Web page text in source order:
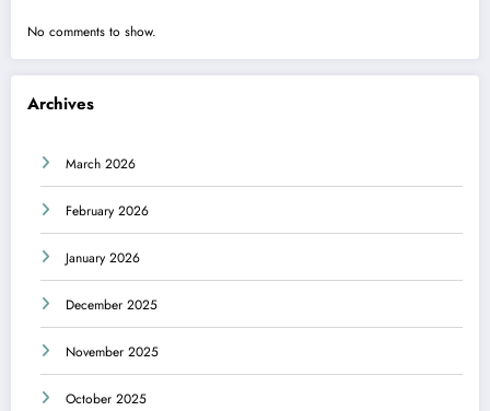
No comments to show.
Archives
March 2026
February 2026
January 2026
December 2025
November 2025
October 2025